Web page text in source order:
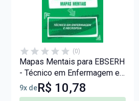
(0)
Mapas Mentais para EBSERH
- Técnico em Enfermagem e
Necropsia (PDF)
9x deR$ 10,78